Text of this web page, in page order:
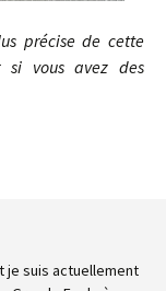
précise de cette
si vous avez des
je suis actuellement